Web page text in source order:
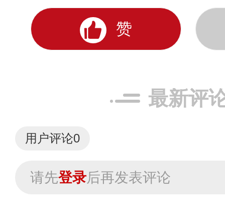
赞
最新评
用户评论0
请先登录后再发表评论